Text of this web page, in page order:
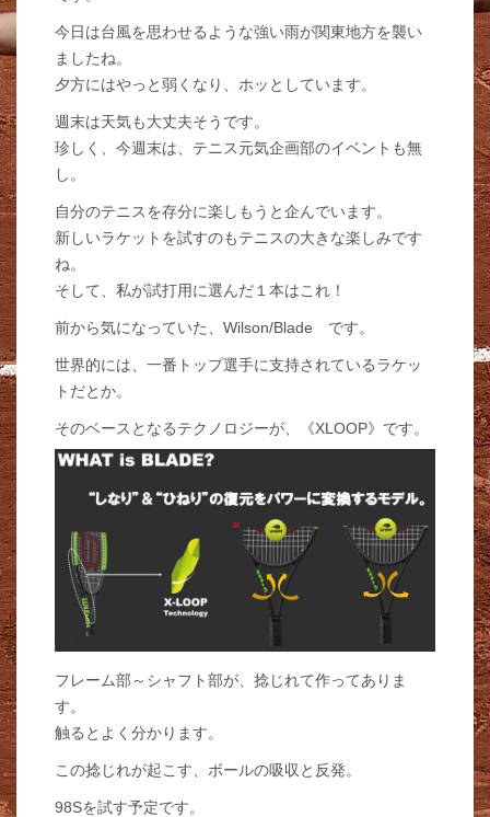
今日は台風を思わせるような強い雨が関東地方を襲い
ましたね。
夕方にはやっと弱くなり、ホッとしています。
週末は天気も大丈夫そうです。
珍しく、今週末は、テニス元気企画部のイベントも無
し。
自分のテニスを存分に楽しもうと企んでいます。
新しいラケットを試すのもテニスの大きな楽しみです
ね。
そして、私が試打用に選んだ１本はこれ！
前から気になっていた、Wilson/Blade です。
世界的には、一番トップ選手に支持されているラケッ
トだとか。
そのベースとなるテクノロジーが、《XLOOP》です。
フレーム部～シャフト部が、捻じれて作ってありま
す。
触るとよく分かります。
この捻じれが起こす、ボールの吸収と反発。
98Sを試す予定です。